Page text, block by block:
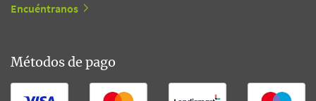
Encuéntranos
Métodos de pago